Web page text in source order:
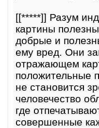
[[*****]] Разум
картины
добрые и
ему вред. Они
отражающем
положительные
не становится
человечество
где
совершенные